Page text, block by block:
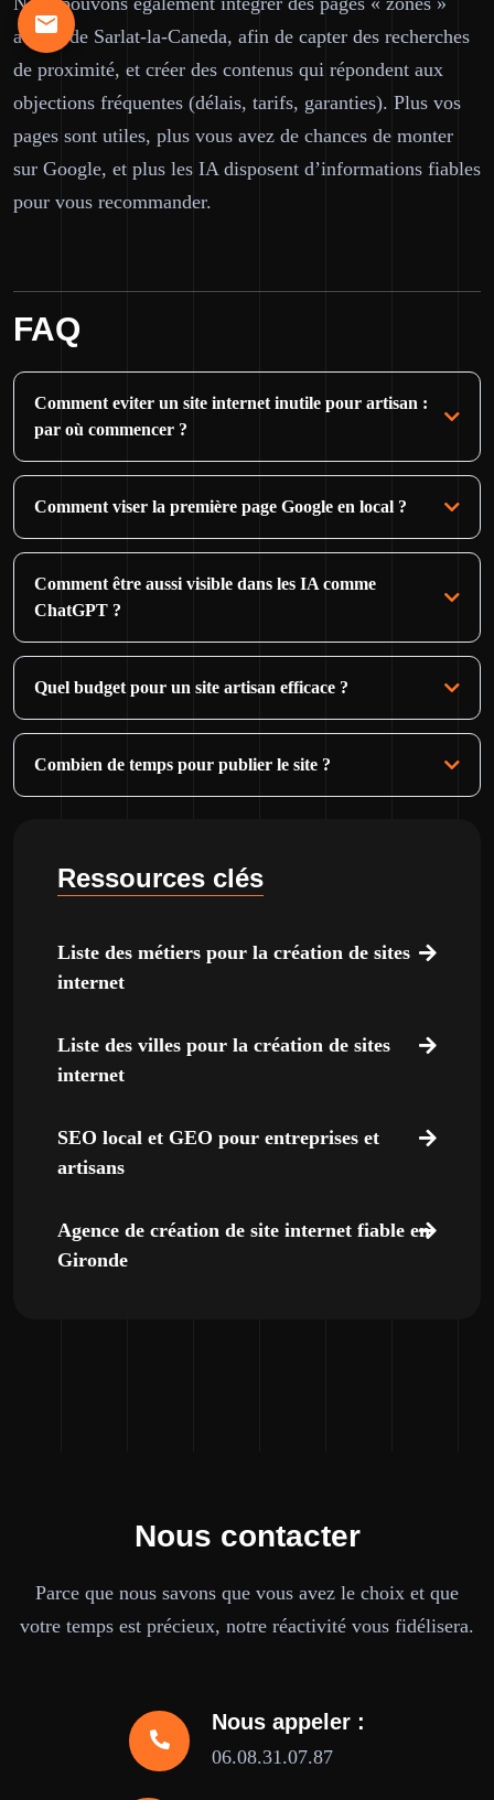
autour de Sarlat-la-Caneda, afin de capter des recherches
de proximité, et créer des contenus qui répondent aux
objections fréquentes (délais, tarifs, garanties). Plus vos
pages sont utiles, plus vous avez de chances de monter
sur Google, et plus les IA disposent d’informations fiables
pour vous recommander.
FAQ
Comment eviter un site internet inutile pour artisan :
par où commencer ?
Comment viser la première page Google en local ?
Comment être aussi visible dans les IA comme
ChatGPT ?
Quel budget pour un site artisan efficace ?
Combien de temps pour publier le site ?
Ressources clés
Liste des métiers pour la création de sites
internet
Liste des villes pour la création de sites
internet
SEO local et GEO pour entreprises et
artisans
Agence de création de site internet fiable en
Gironde
Nous contacter
Parce que nous savons que vous avez le choix et que
votre temps est précieux, notre réactivité vous fidélisera.
Nous appeler :
06.08.31.07.87